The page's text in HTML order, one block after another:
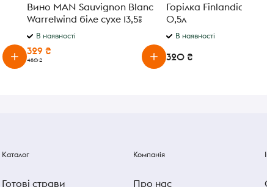
Вино MAN Sauvignon Blanc
Warrelwind біле сухе 13,5%
075л
В наявності
329 ₴
480 ₴
Горілка Finlandia
0,5л
В наявності
320 ₴
Каталог
Готові страви
Компанія
Про нас